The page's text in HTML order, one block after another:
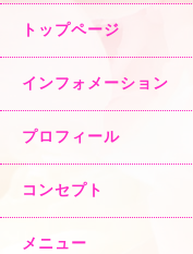
トップページ
インフォメーション
プロフィール
コンセプト
メニュー